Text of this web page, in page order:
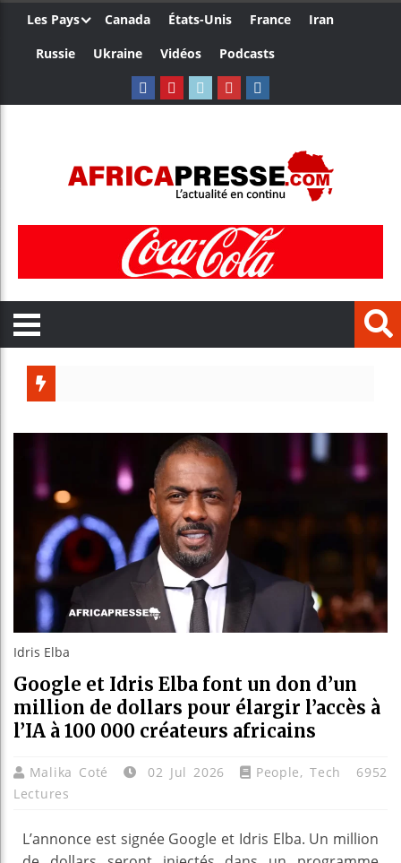
Les Pays Canada États-Unis France
Iran
Russie
Ukraine Vidéos Podcasts
Bénin :
Idris Elba
Google et Idris Elba font un don d’un
million de dollars pour élargir l’accès à
l’IA à 100 000 créateurs africains
Malika Coté 02 Jul 2026 People,Tech
6952
Lectures
L’annonce est signée Google et Idris Elba. Un million